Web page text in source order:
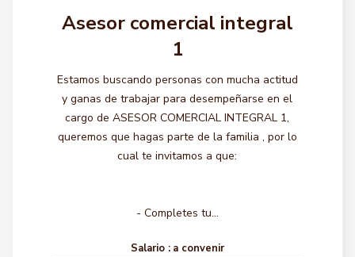
Asesor comercial integral
1
Estamos buscando personas con mucha actitud
y ganas de trabajar para desempeñarse en el
cargo de ASESOR COMERCIAL INTEGRAL 1,
queremos que hagas parte de la familia , por lo
cual te invitamos a que:
- Completes tu...
Salario : a convenir